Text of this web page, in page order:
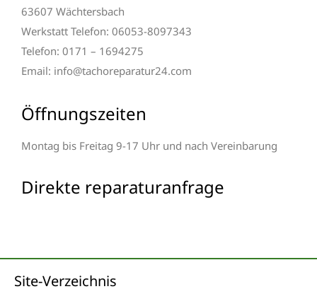
63607 Wächtersbach
Werkstatt Telefon: 06053-8097343
Telefon: 0171 – 1694275
Email: info@tachoreparatur24.com
Öffnungszeiten
Montag bis Freitag 9-17 Uhr und nach Vereinbarung
Direkte reparaturanfrage
Site-Verzeichnis